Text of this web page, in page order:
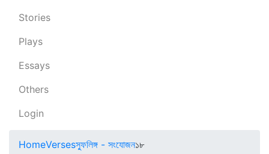
Stories
Plays
Essays
Others
Login
HomeVersesস্ফুলিঙ্গ - সংযোজন১৮